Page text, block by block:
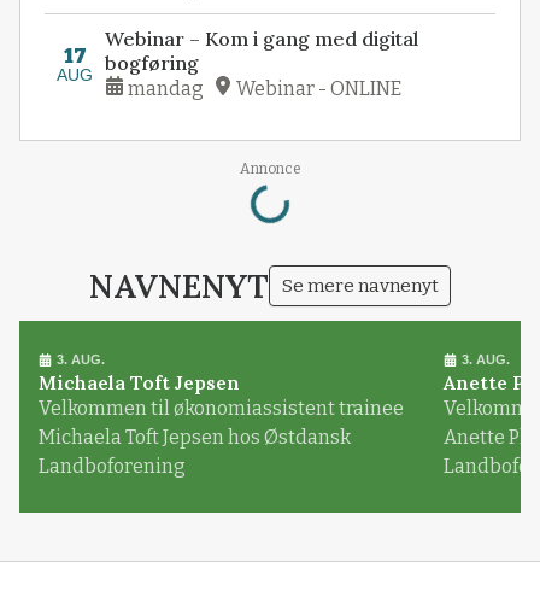
17
AUG
Webinar – Kom i gang med digital
bogføring
mandag Webinar - ONLINE
Annonce
Loading...
NAVNENYT Se mere navnenyt
3. AUG.
Michaela Toft Jepsen
Velkommen til økonomiassistent trainee
Michaela Toft Jepsen hos Østdansk
Landboforening
3. AUG.
Anette
Anette